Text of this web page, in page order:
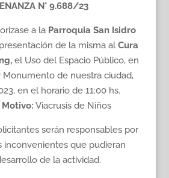
N° 9.688/23
a la Parroquia San Isidro
de la misma alCura
el Uso del Espacio Público, en
Monumento de nuestra ciudad,
en el horario de 11:00 hs.
Motivo: Viacrusis de Niños
serán responsables por
inconvenientes que pudieran
de la actividad.